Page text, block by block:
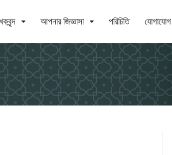
আপনার জিজ্ঞাসা পরিচিতি যোগাযোগ